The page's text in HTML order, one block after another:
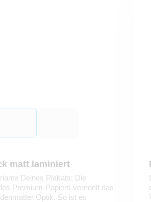
matt laminiert
Deines Plakats: Die
Premium-Papiers veredelt das
Optik. So ist es